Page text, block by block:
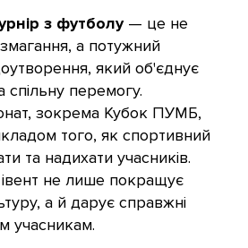
з футболу— це не
а потужний
який об'єднує
спільну перемогу.
зокрема Кубок ПУМБ,
того, як спортивний
та надихати учасників.
не лише покращує
а й дарує справжні
учасникам.